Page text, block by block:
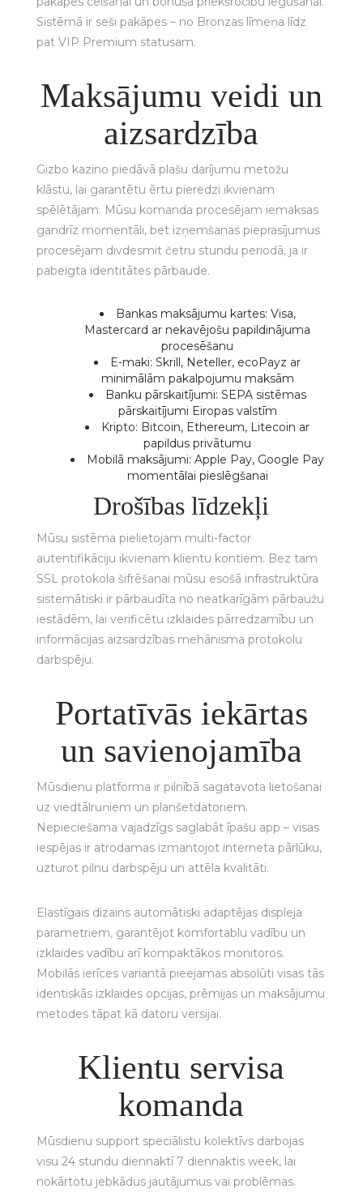
Sistēmā ir seši pakāpes – no Bronzas līmeņa līdz
pat VIP Premium statusam.
Maksājumu veidi un
aizsardzība
Gizbo kazino piedāvā plašu darījumu metožu
klāstu, lai garantētu ērtu pieredzi ikvienam
spēlētājam. Mūsu komanda procesējam iemaksas
gandrīz momentāli, bet izņemšanas pieprasījumus
procesējam divdesmit četru stundu periodā, ja ir
pabeigta identitātes pārbaude.
Bankas maksājumu kartes: Visa,
Mastercard ar nekavējošu papildinājuma
procesēšanu
E-maki: Skrill, Neteller, ecoPayz ar
minimālām pakalpojumu maksām
Banku pārskaitījumi: SEPA sistēmas
pārskaitījumi Eiropas valstīm
Kripto: Bitcoin, Ethereum, Litecoin ar
papildus privātumu
Mobilā maksājumi: Apple Pay, Google Pay
momentālai pieslēgšanai
Drošības līdzekļi
Mūsu sistēma pielietojam multi-factor
autentifikāciju ikvienam klientu kontiem. Bez tam
SSL protokola šifrēšanai mūsu esošā infrastruktūra
sistemātiski ir pārbaudīta no neatkarīgām pārbaužu
iestādēm, lai verificētu izklaides pārredzamību un
informācijas aizsardzības mehānisma protokolu
darbspēju.
Portatīvās iekārtas
un savienojamība
Mūsdienu platforma ir pilnībā sagatavota lietošanai
uz viedtālruņiem un planšetdatoriem.
Nepieciešama vajadzīgs saglabāt īpašu app – visas
iespējas ir atrodamas izmantojot interneta pārlūku,
uzturot pilnu darbspēju un attēla kvalitāti.
Elastīgais dizains automātiski adaptējas displeja
parametriem, garantējot komfortablu vadību un
izklaides vadību arī kompaktākos monitoros.
Mobilās ierīces variantā pieejamas absolūti visas tās
identiskās izklaides opcijas, prēmijas un maksājumu
metodes tāpat kā datoru versijai.
Klientu servisa
komanda
Mūsdienu support speciālistu kolektīvs darbojas
visu 24 stundu diennaktī 7 diennaktis week, lai
nokārtotu jebkādus jautājumus vai problēmas.